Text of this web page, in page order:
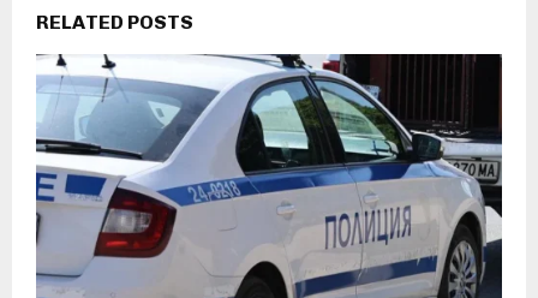
RELATED POSTS